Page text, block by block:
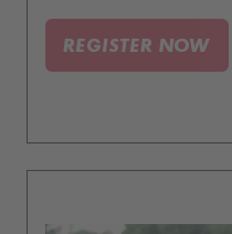
průvodkyně se ujala
Hantuchová.
REGISTER NOW